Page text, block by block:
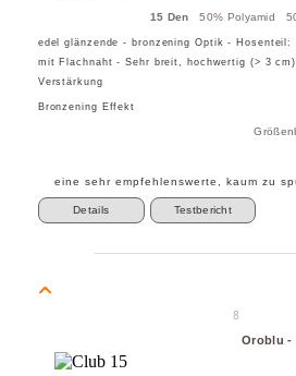
15 Den 50% Polyamid
edel glänzende - bronzening Optik - Hosenteil:
mit Flachnaht - Sehr breit, hochwertig (> 3
Verstärkung
Bronzening Effekt
eine sehr empfehlenswerte, kaum zu
Details Testbericht
8
Oroblu -